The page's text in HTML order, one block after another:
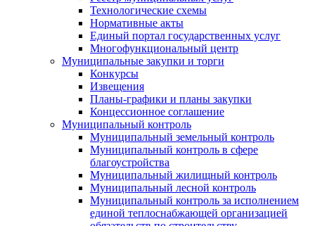
Технологические схемы
Нормативные акты
Единый портал государственных услуг
Многофункциональный центр
Муниципальные закупки и торги
Конкурсы
Извещения
Планы-графики и планы закупки
Концессионное соглашение
Муниципальный контроль
Муниципальный земельный контроль
Муниципальный контроль в сфере
благоустройства
Муниципальный жилищный контроль
Муниципальный лесной контроль
Муниципальный контроль за исполнением
единой теплоснабжающей организацией